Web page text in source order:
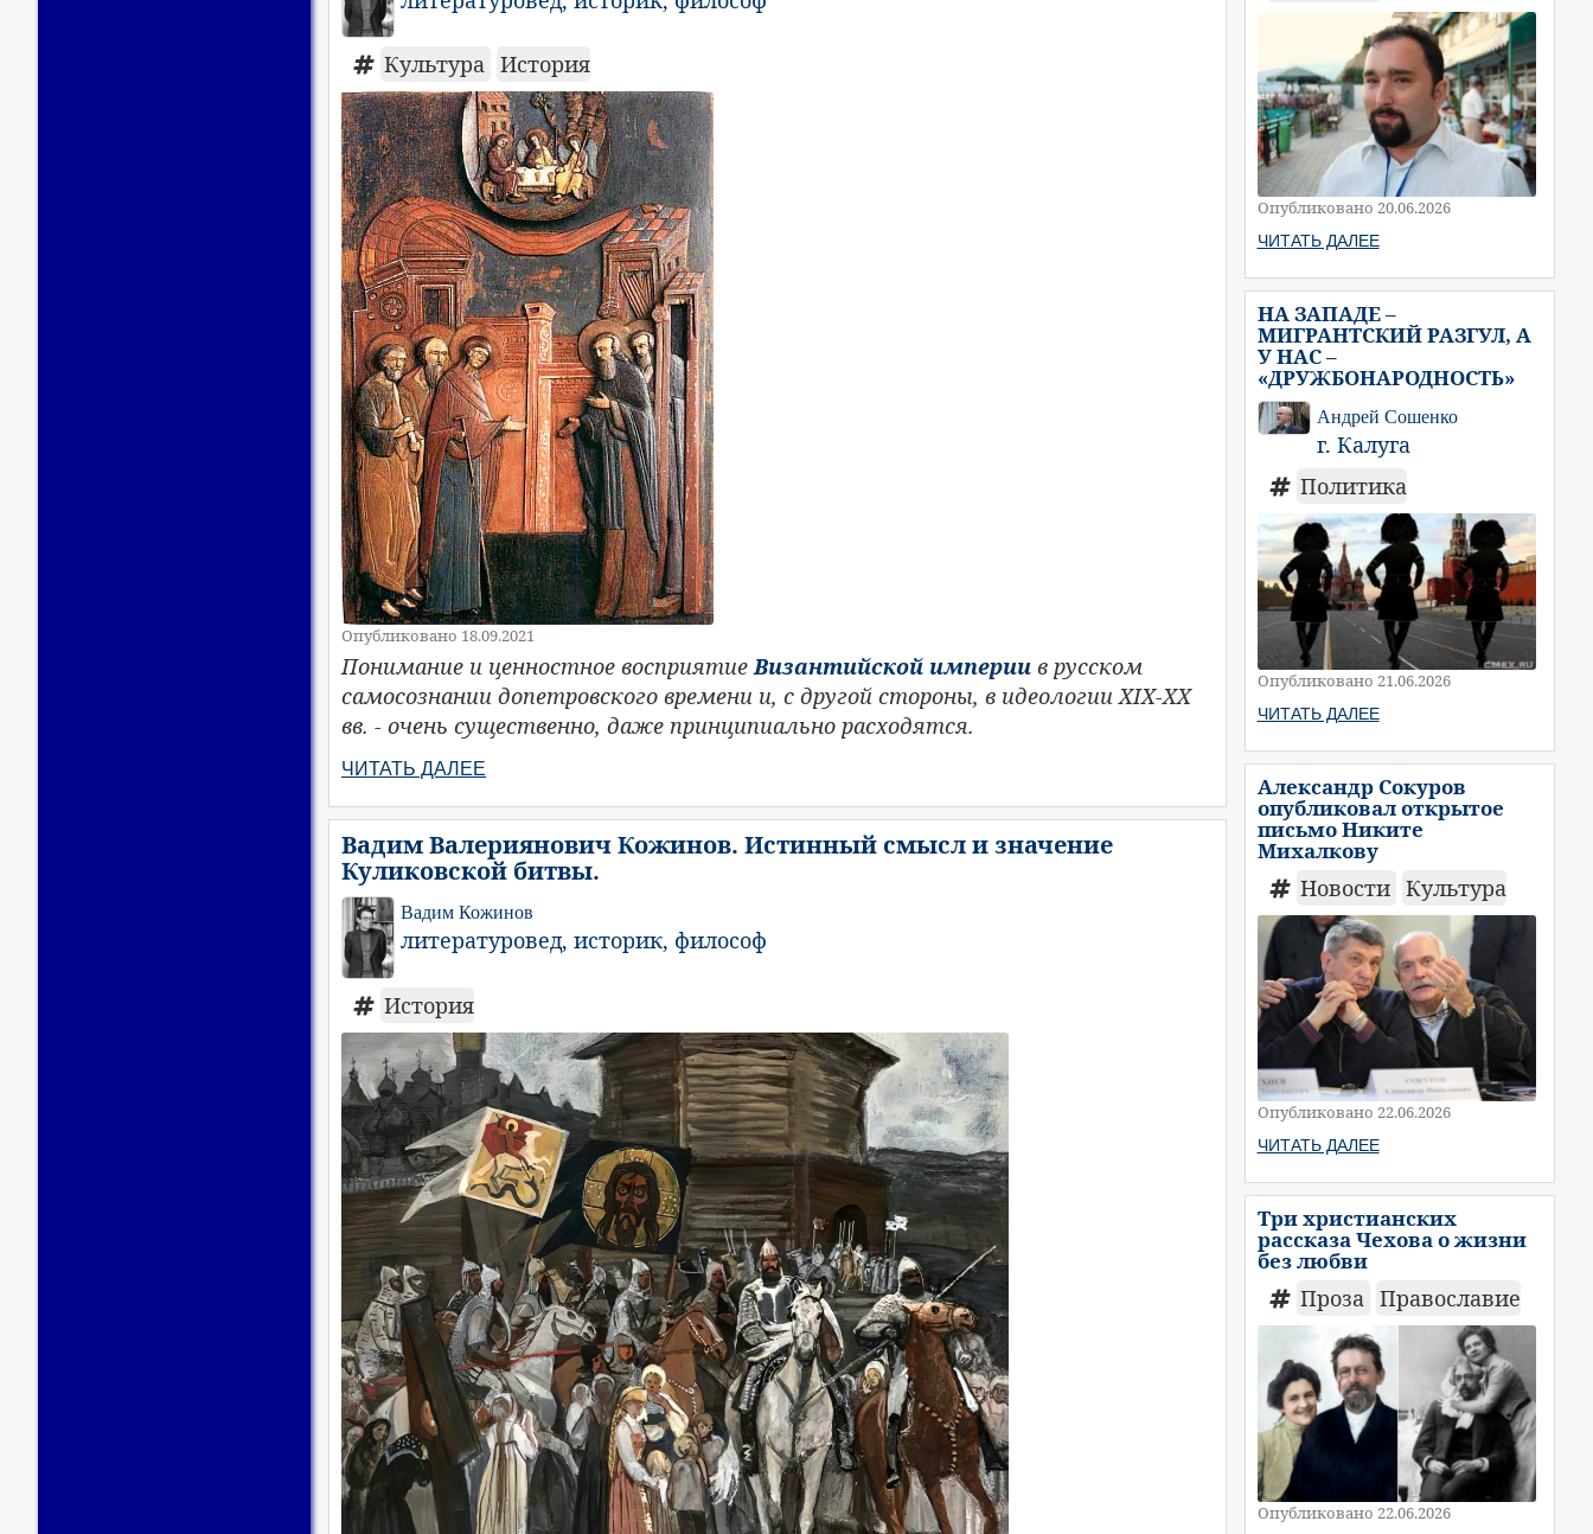
Культура История
Опубликовано 18.09.2021
Понимание и ценностное восприятиеВизантийской империи в русском
самосознании допетровского времени и, с другой стороны, в идеологии XIX-XX
вв. - очень существенно, даже принципиально расходятся.
ЧИТАТЬ ДАЛЕЕ
Вадим Валериянович Кожинов. Истинный смысл и значение
Куликовской битвы.
Вадим Кожинов
литературовед, историк, философ
История
Опубликовано 20.06.2026
ЧИТАТЬ ДАЛЕЕ
НА ЗАПАДЕ –
МИГРАНТСКИЙ РАЗГУЛ, А
У НАС –
«ДРУЖБОНАРОДНОСТЬ»
Андрей Сошенко
г. Калуга
Политика
Опубликовано 21.06.2026
ЧИТАТЬ ДАЛЕЕ
Александр Сокуров
опубликовал открытое
письмо Никите
Михалкову
Новости Культура
Опубликовано 22.06.2026
ЧИТАТЬ ДАЛЕЕ
Три христианских
рассказа Чехова о жизни
без любви
Проза Православие
Опубликовано 22.06.2026